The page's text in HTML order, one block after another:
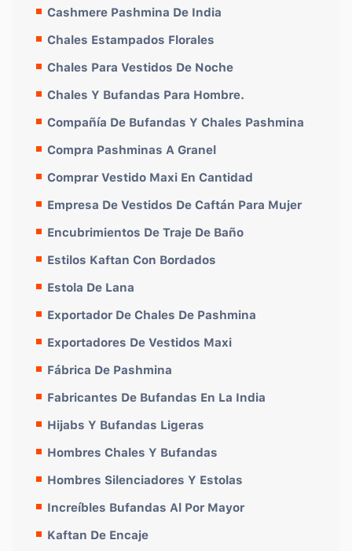
Cashmere Pashmina De India
Chales Estampados Florales
Chales Para Vestidos De Noche
Chales Y Bufandas Para Hombre.
Compañía De Bufandas Y Chales Pashmina
Compra Pashminas A Granel
Comprar Vestido Maxi En Cantidad
Empresa De Vestidos De Caftán Para Mujer
Encubrimientos De Traje De Baño
Estilos Kaftan Con Bordados
Estola De Lana
Exportador De Chales De Pashmina
Exportadores De Vestidos Maxi
Fábrica De Pashmina
Fabricantes De Bufandas En La India
Hijabs Y Bufandas Ligeras
Hombres Chales Y Bufandas
Hombres Silenciadores Y Estolas
Increíbles Bufandas Al Por Mayor
Kaftan De Encaje